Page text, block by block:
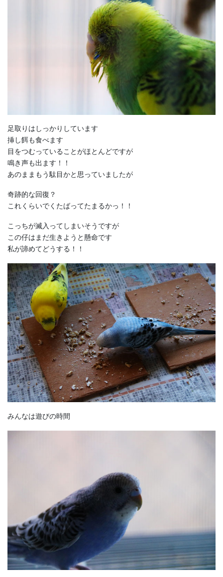
足取りはしっかりしています
挿し餌も食べます
目をつむっていることがほとんどですが
鳴き声も出ます！！
あのままもう駄目かと思っていましたが
奇跡的な回復？
これくらいでくたばってたまるかっ！！
こっちが滅入ってしまいそうですが
この仔はまだ生きようと懸命です
私が諦めてどうする！！
みんなは遊びの時間